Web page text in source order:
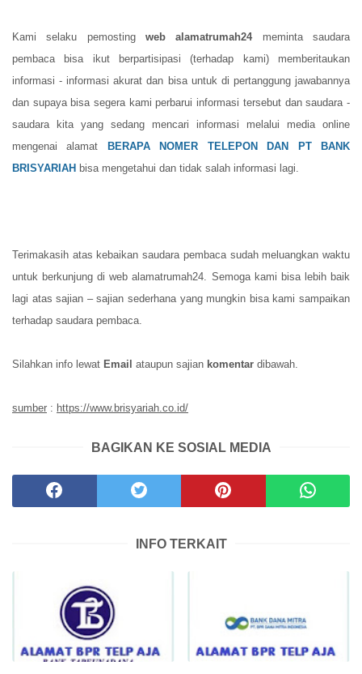
Kami selaku pemosting web alamatrumah24meminta saudara
pembaca bisa ikut berpartisipasi (terhadap kami) memberitaukan
informasi - informasi akurat dan bisa untuk di pertanggung jawabannya
dan supaya bisa segera kami perbarui informasi tersebut dan saudara -
saudara kita yang sedang mencari informasi melalui media online
mengenai alamat
BERAPA NOMER TELEPON DAN PT BANK
BRISYARIAH bisa mengetahui dan tidak salah informasi lagi.
Terimakasih atas kebaikan saudara pembaca sudah meluangkan waktu
untuk berkunjung di web alamatrumah24. Semoga kami bisa lebih baik
lagi atas sajian – sajian sederhana yang mungkin bisa kami sampaikan
terhadap saudara pembaca.
Silahkan info lewat Email ataupun sajian komentar dibawah.
sumber : https://www.brisyariah.co.id/
BAGIKAN KE SOSIAL MEDIA
INFO TERKAIT